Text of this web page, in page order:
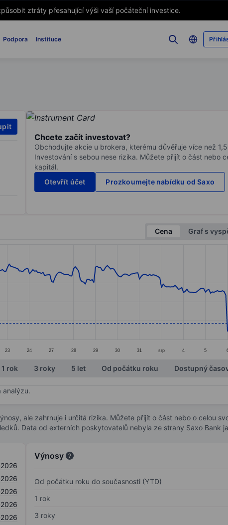
ztráty přesahující výši vaší počáteční investice.
Podpora Instituce
Chcete začít investovat?
Obchodujte akcie u brokera, kterému důvěřuje více než
Investování s sebou nese rizika. Můžete přijít o část nebo
kapitál.
Otevřít účet
Prozkoumejte nabídku od Saxo
Cena
Graf s
to 629.7.
23 24 27 28 29 30 31 srp 4 5
1 rok 3 roky 5 let Od počátku roku Dostupný
analýzu.
ale zahrnuje i určitá rizika. Můžete přijít o část nebo o celou
Data od externích poskytovatelů nebyla ze strany Saxo Bank
Výnosy
Od počátku roku do současnosti (YTD)
1 rok
3 roky